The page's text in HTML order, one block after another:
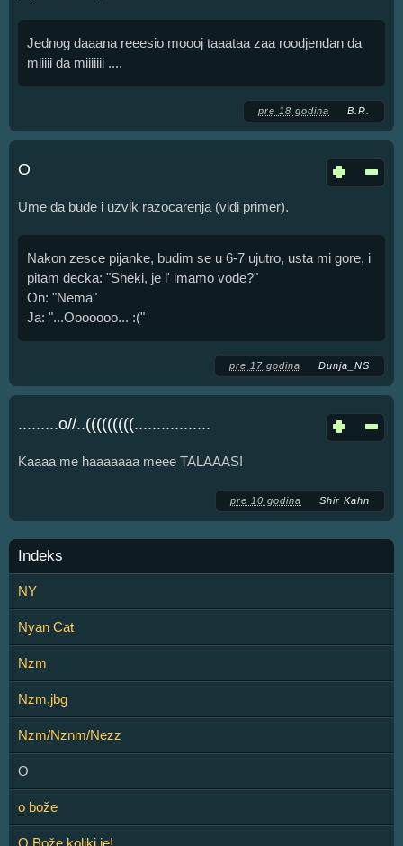
Jednog daaana reeesio moooj taaataa zaa roodjendan da
miiiii da miiiiiii ....
pre 18 godina B.R.
O
Ume da bude i uzvik razocarenja (vidi primer).
Nakon zesce pijanke, budim se u 6-7 ujutro, usta mi gore, i
pitam decka: "Sheki, je l' imamo vode?"
On: "Nema"
Ja: "...Ooooooo... :("
pre 17 godina Dunja_NS
.........o//..(((((((((.................
Kaaaa me haaaaaaa meee TALAAAS!
pre 10 godina Shir Kahn
Indeks
NY
Nyan Cat
Nzm
Nzm,jbg
Nzm/Nznm/Nezz
O
o bože
O Bože koliki je!